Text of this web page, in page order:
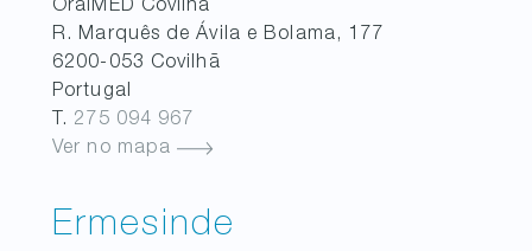
OralMED Covilhã
R. Marquês de Ávila e Bolama, 177
6200-053 Covilhã
Portugal
T. 275 094 967
Ver no mapa
Ermesinde